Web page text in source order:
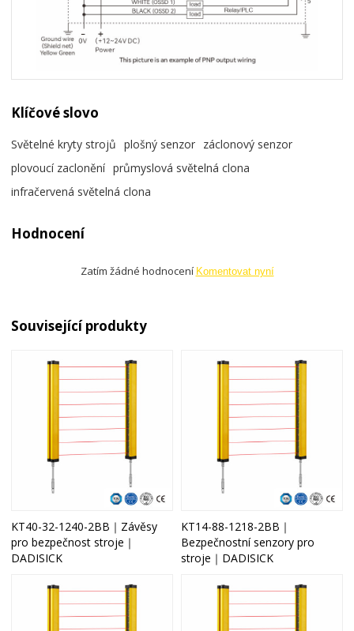
Klíčové slovo
Světelné kryty strojů plošný senzor záclonový senzor
plovoucí zaclonění průmyslová světelná clona
infračervená světelná clona
Hodnocení
Zatím žádné hodnocení Komentovat nyní
Související produkty
KT40-32-1240-2BB｜Závěsy
pro bezpečnost stroje｜
DADISICK
KT14-88-1218-2BB｜
Bezpečnostní senzory pro
stroje｜DADISICK